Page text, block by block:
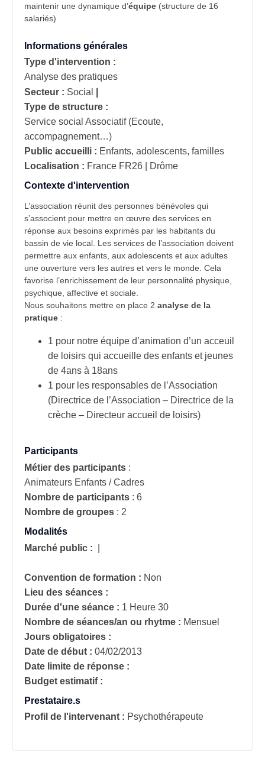
maintenir une dynamique d’équipe (structure de 16
salariés)
Informations générales
Type d'intervention :
Analyse des pratiques
Secteur : Social
Type de structure :
Service social Associatif (Ecoute,
accompagnement…)
Public accueilli : Enfants, adolescents, familles
Localisation : France FR26 | Drôme
Contexte d'intervention
L’association réunit des personnes bénévoles qui
s’associent pour mettre en œuvre des services en
réponse aux besoins exprimés par les habitants du
bassin de vie local. Les services de l’association doivent
permettre aux enfants, aux adolescents et aux adultes
une ouverture vers les autres et vers le monde. Cela
favorise l’enrichissement de leur personnalité physique,
psychique, affective et sociale.
Nous souhaitons mettre en place 2 analyse de la
pratique :
1 pour notre équipe d’animation d’un acceuil
de loisirs qui accueille des enfants et jeunes
de 4ans à 18ans
1 pour les responsables de l’Association
(Directrice de l’Association – Directrice de la
crèche – Directeur accueil de loisirs)
Participants
Métier des participants :
Animateurs Enfants / Cadres
Nombre de participants : 6
Nombre de groupes : 2
Modalités
Marché public :
Convention de formation : Non
Lieu des séances :
Durée d'une séance : 1 Heure 30
Nombre de séances/an ou rhytme : Mensuel
Jours obligatoires :
Date de début : 04/02/2013
Date limite de réponse :
Budget estimatif :
Prestataire.s
Profil de l'intervenant : Psychothérapeute